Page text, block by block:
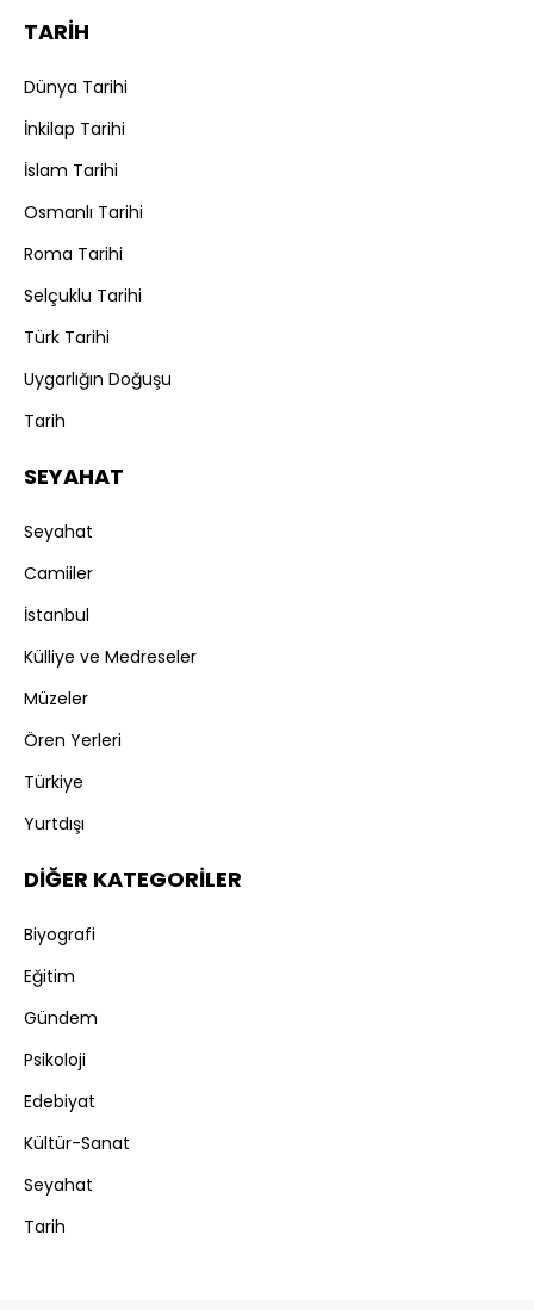
TARİH
Dünya Tarihi
İnkilap Tarihi
İslam Tarihi
Osmanlı Tarihi
Roma Tarihi
Selçuklu Tarihi
Türk Tarihi
Uygarlığın Doğuşu
Tarih
SEYAHAT
Seyahat
Camiiler
İstanbul
Külliye ve Medreseler
Müzeler
Ören Yerleri
Türkiye
Yurtdışı
DİĞER KATEGORİLER
Biyografi
Eğitim
Gündem
Psikoloji
Edebiyat
Kültür-Sanat
Seyahat
Tarih